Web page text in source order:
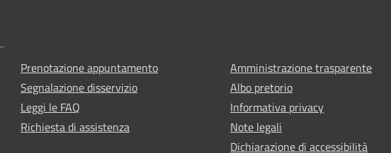
Prenotazione appuntamento
Segnalazione disservizio
Leggi le FAQ
Richiesta di assistenza
Amministrazione trasparente
Albo pretorio
Informativa privacy
Note legali
Dichiarazione di accessibilità